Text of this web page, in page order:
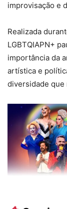
improvisação e
Realizada
LGBTQIAPN+
importância da
artística e
diversidade que